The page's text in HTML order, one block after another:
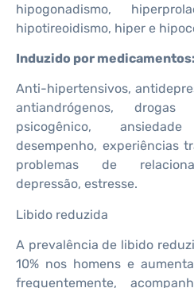
hipogonadismo,
hipotireoidismo, hiper e
Induzido por medicamentos:
Anti-hipertensivos,
antiandrógenos, drogas
psicogênico,
desempenho, experiências
problemas de
depressão, estresse.
Libido reduzida
A prevalência de libido
10% nos homens e
frequentemente,